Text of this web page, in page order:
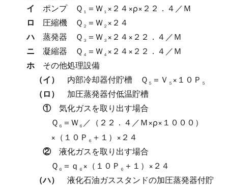
イ
ポンプ Ｑ １ ＝Ｗ １ ×２４×ρ×２２．４／Ｍ
ロ
圧縮機 Ｑ ２ ＝Ｗ ２ ×２４
ハ
蒸発器 Ｑ ３ ＝Ｗ ３ ×２４×２２．４／Ｍ
ニ
凝縮器 Ｑ ４ ＝Ｗ ４ ×２４×２２．４／Ｍ
ホ
その他処理設備
（イ）
内部冷却器付貯槽 Ｑ ５ ＝Ｖ ５ ×１０Ｐ ５
（ロ）
加圧蒸発器付低温貯槽
①
気化ガスを取り出す場合
Ｑ ６ ＝Ｗ ６ ／（２２．４／Ｍ×ρ×１０００）
×（１０Ｐ ６ ＋１）×２４
②
液化ガスを取り出す場合
Ｑ ６ ＝ｑ ６ ×（１０Ｐ ６ ＋１）×２４
（ハ）
液化石油ガススタンドの加圧蒸発器付貯